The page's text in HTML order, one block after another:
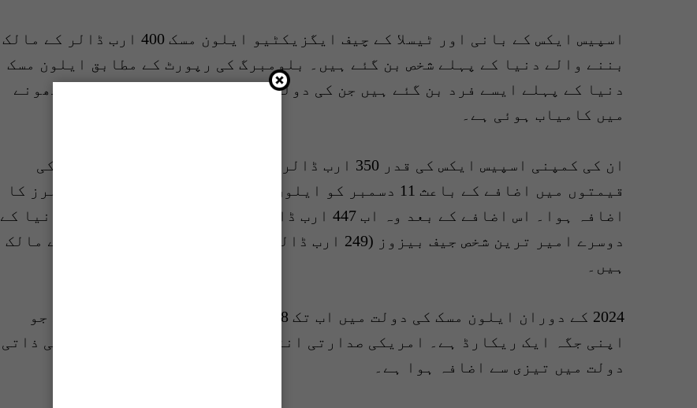
اسپیس ایکس کے بانی اور ٹیسلا کے چیف ایگزیکٹیو ایلون مسک 400 ارب ڈالر کے مالک
بننے والے دنیا کے پہلے شخص بن گئے ہیں۔ بلومبرگ کی رپورٹ کے مطابق ایلون مسک
دنیا کے پہلے ایسے فرد بن گئے ہیں جن کی دولت 400 ارب ڈالرز کے ہندسے کو چھونے
میں کامیاب ہوئی ہے۔
ان کی کمپنی اسپیس ایکس کی قدر 350 ارب ڈالرز قرار پانے اور ٹیسلا کے حصص کی
قیمتوں میں اضافے کے باعث 11 دسمبر کو ایلون مسک کی دولت میں 62.8 ارب ڈالرز کا
اضافہ ہوا۔ اس اضافے کے بعد وہ اب 447 ارب ڈالرز کے مالک بن گئے ہیں اور دنیا کے
دوسرے امیر ترین شخص جیف بیزوز (249 ارب ڈالرز) سے 198 ارب ڈالرز زیادہ کے مالک
ہیں۔
2024 کے دوران ایلون مسک کی دولت میں اب تک 218 ارب ڈالرز کا اضافہ ہوا ہے جو
اپنی جگہ ایک ریکارڈ ہے۔ امریکی صدارتی انتخابات کے بعد سے ایلون مسک کی ذاتی
دولت میں تیزی سے اضافہ ہوا ہے۔